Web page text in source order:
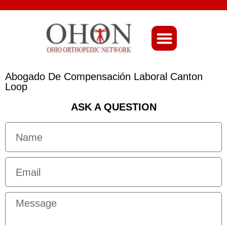
Abogado De Compensación Laboral Canton
Loop
ASK A QUESTION